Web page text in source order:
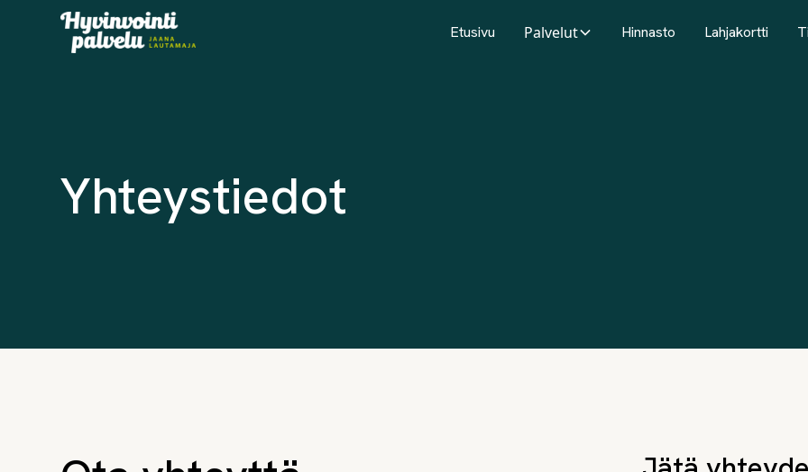
Etusivu Palvelut Hinnasto Lahjakortti
Yhteystiedot